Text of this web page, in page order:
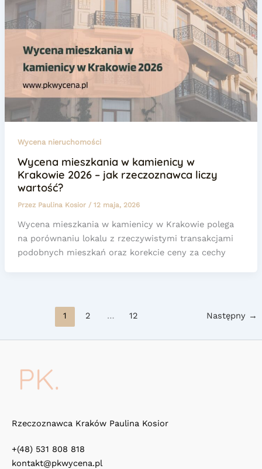
Wycena nieruchomości
Wycena mieszkania w kamienicy w
Krakowie 2026 – jak rzeczoznawca liczy
wartość?
Przez Paulina Kosior / 12 maja, 2026
Wycena mieszkania w kamienicy w Krakowie polega
na porównaniu lokalu z rzeczywistymi transakcjami
podobnych mieszkań oraz korekcie ceny za cechy
1 2 … 12 Następny →
Rzeczoznawca Kraków Paulina Kosior
+(48) 531 808 818
kontakt@pkwycena.pl